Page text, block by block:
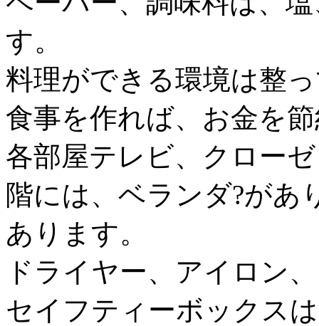
す。
料理ができる環境は整
食事を作れば、お金を
各部屋テレビ、クロー
階には、ベランダ?があ
あります。
ドライヤー、アイロン
セイフティーボックス